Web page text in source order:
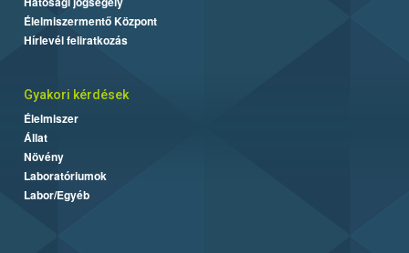
Élelmiszermentő Központ
Hírlevél feliratkozás
Gyakori kérdések
Élelmiszer
Állat
Növény
Laboratóriumok
Labor/Egyéb